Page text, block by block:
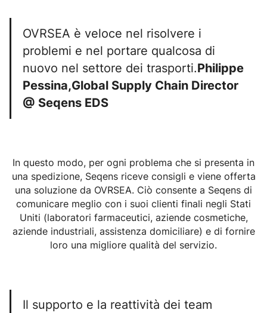
OVRSEA è veloce nel risolvere i
problemi e nel portare qualcosa di
nuovo nel settore dei trasporti.Philippe
Pessina,Global Supply Chain Director
@ Seqens EDS
In questo modo, per ogni problema che si presenta in
una spedizione, Seqens riceve consigli e viene offerta
una soluzione da OVRSEA. Ciò consente a Seqens di
comunicare meglio con i suoi clienti finali negli Stati
Uniti (laboratori farmaceutici, aziende cosmetiche,
aziende industriali, assistenza domiciliare) e di fornire
loro una migliore qualità del servizio.
Il supporto e la reattività dei team